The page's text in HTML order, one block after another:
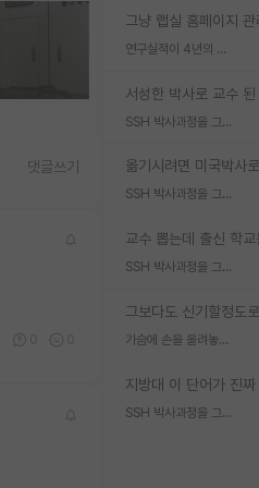
연구실적이 4년의 공백이 있는거 어떻게 생각하냐
SSH 박사과정을 그만두고 지방대 박사로 옮기면 교수의 꿈은 끝일까요?
SSH 박사과정을 그만두고 지방대 박사로 옮기면 교수의 꿈은 끝일까요?
SSH 박사과정을 그만두고 지방대 박사로 옮기면 교수의 꿈은 끝일까요?
가슴에 손을 올려놓고 싫어하는 사람 불공정하게 리뷰
SSH 박사과정을 그만두고 지방대 박사로 옮기면 교수의 꿈은 끝일까요?
댓글쓰기